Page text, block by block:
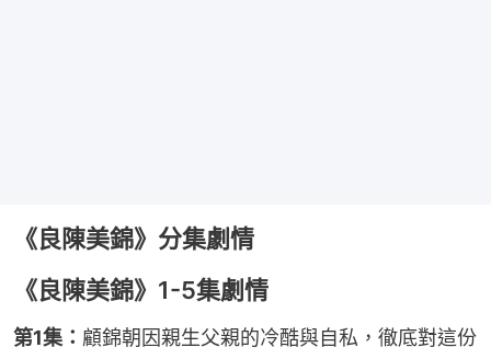
《良陳美錦》分集劇情
《良陳美錦》1-5集劇情
第1集： 顧錦朝因親生父親的冷酷與自私，徹底對這份